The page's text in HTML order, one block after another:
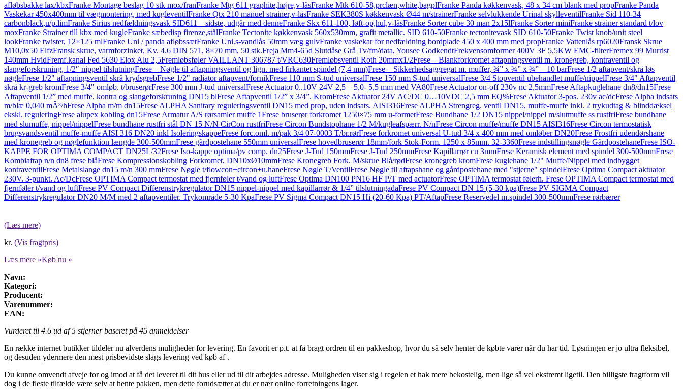
afløbsbakke lax/kbxFranke Montage beslag 10 stk mox/franFranke Mtg 611 graphite,højre,v-låsFranke Mtk 610-58,prclæn,white,bagplFranke Panda køkkenvask, 48 x 34 cm blank med propFranke Panda
Vaskekar 450x400mm til vægmontering, med kugleventilFranke Qtx 210 manuel strainer,v-låsFranke SEK380S køkkenvask Ø44 m/strainerFranke selvlukkende Urinal skylleventilFranke Sid 110-34
carbonblack,u/p.limFranke Sirius nedfældningsvask SID611 – sidste, udgår med denneFranke Skx 611-100, løft-op,hul,v-låsFranke Sorter cube 30 man 2x15lFranke Sorter miniFranke strainer standard t/lov
moxFranke Strainer till kbx med kugleFranke sæbedisp firenze,stålFranke Tectonite køkkenvask 560x530mm, grafit metallic. SID 610-50Franke tectonitevask SID 610-50Franke Twist knob/unit steel
lookFranke twister, 12×125 mlFranke Uni / panda afløbssætFranke Uni.s-vandlås 50mm væg gulvFranke vaskekar for nedfældning bordplade 450 x 400 mm med propFranke Vattenlås rp6020Fransk Skrue
M10,0x50 ElfzFransk skrue, varmforzinket, Kv. 4.6 DIN 571, 8×70 mm, 50 stk.Freja Mm4-65d Slutdåse Grå Tv/fm/data, Yousee GodkendtFrekvensomformer 400V 3F 5,5KW EMC-filterFremex 99 Murrist
140mm HvidFremf.kanal Fed 5630 Elox Alu 2,5Fremløbsføler VAILLANT 306787 t/VRC630Fremløbsventil Roth 20mmx1/2Frese – Blankforkromet aftapningsventil m. kronegreb, kontraventil og
slangeforskruning, 1/2″ nippel tilslutningFrese – Nøgle til aftapningsventil og lign. med firkantet spindel (7,4 mm)Frese – Sikkerhedsaggregat m. muffer, ¾” x ¾” x ¾” – 10 barFrese 1/2 aftapvent/skrå løs
nøgleFrese 1/2" aftapningsventil skrå krydsgrebFrese 1/2" radiator aftapvent/fornikFrese 110 mm S-tud universalFrese 150 mm S-tud universalFrese 3/4 Stopventil ubehandlet muffe/nippelFrese 3/4" Aftapventil
skrå kr-greb kromFrese 3/4" omløb. t/bruserørFrese 300 mm J-tud universalFrese Actuator 0..10V 24V 2,5 – 5,0- 5,5 mm med VA80Frese Actuator on-off 230v nc 2,5mmFrese Aftapkuglehane dn8/dn15Frese
Aftapventil 1/2” med muffe, kontra og slangeforskruning DN15 blFrese Aftapventil 1/2” x 3/4”. KromFrese Aktuator 24V AC/DC 0…10VDC 2,5 mm EQ%Frese Aktuator 3-pos. 230v ac/dcFrese Alpha indsats
m/blæ 0,040 mÂ³/hFrese Alpha m/m dn15Frese ALPHA Sanitary reguleringsventil DN15 med prop, uden indsats. AISI316Frese ALPHA Strengreg. ventil DN15, muffe-muffe inkl. 2 trykudtag & blinddæksel
ekskl. reguleringFrese alupex kobling dn15Frese Armatur A/S rørsamler muffe 1Frese bruserør forkromet 1250×75 mm u-formetFrese Bundhane 1/2 DN15 nippel/nippel m/slutmuffe ss rustfriFrese bundhane
med slumuffe, nippel/nippelFrese bundhane rustfri stål DN 15 N/N CirCon rustfriFrese Circon Bundstophane 1/2 M/kugleafspærr. N/nFrese Circon muffe/muffe DN15 AISI316Frese Circon termostatisk
brugsvandsventil muffe-muffe AISI 316 DN20 inkl IsoleringskappeFrese forc.oml. m/pak 3/4 07-0003 T/br.rørFrese forkromet universal U-tud 3/4 x 400 mm med omløber DN20Frese Frostfri udendørshane
med kronegreb og nøglefunktion længde 300-500mmFrese gårdpostehane 550mm universalFrese hovedbruserør 18mm/fork Stok-Form. 1250 x 85mm. 32-3360Frese indstillingsnøgle GårdpostehaneFrese ISO-
KAPPE FOR OPTIMA COMPACT DN25L/32Frese Iso-kappe optima/pv comp. dn25Frese J-Tud 150mmFrese J-Tud 250mmFrese Kapillarrør cu 3mmFrese Keramisk element med spindel 300-500mmFrese
Kombiaftap n/n dn8 frese blåFrese Kompressionskobling Forkromet, DN10xØ10mmFrese Kronegreb Fork. M/skrue Blå/rødFrese kronegreb kromFrese kuglehane 1/2" Muffe/Nippel med indbygget
kontraventilFrese Metalslange dn15 m/n 300 mmFrese Nøgle t/flowcon+circon+u.haneFrese Nøgle T/VentilFrese Nøgle til aftapshane og gårdpostehane med "stjerne" spindelFrese Optima Compact aktuator
230V. 3-punkt. Ac/DcFrese OPTIMA Compact termostat med fjernføler t/vand og luftFrese Optima DN100 PN16 HF P/T med actuatorFrese OPTIMA termostat følerh. Frese OPTIMA Compact termostat med
fjernføler t/vand og luftFrese PV Compact Differenstrykregulator DN15 nippel-nippel med kapillarrør & 1/4” tilslutningadaFrese PV Compact DN 15 (5-30 kpa)Frese PV SIGMA Compact
Differenstrykregulator DN20 M/M med 2 aftapventiler. Trykområde 5-30 KpaFrese PV Sigma Compact DN15 Hi (20-60 Kpa) PT/AftapFrese Reservedel m.spindel 300-500mmFrese rørbærer
(Læs mere)
kr. (Vis fragtpris)
Læs mere »Køb nu »
Navn:
Kategori:
Producent:
Varenummer:
EAN:
Vurderet til 4.6 ud af 5 stjerner baseret på 45 anmeldelser
En række internet butikker tildeler nu alverdens muligheder for levering. En favorit er p.t. at få bragt ordren til en pakkeshop, hvor du så selv henter de købte varer når du har tid. Løsningen er jo ultra fleksibel,
og desuden ydermere den mest prisbevidste slags levering ved køb af .
Du kunne omvendt afveje for og imod at få det leveret til dit hus eller ud til dit arbejdes adresse. Muligheden viser sig i regelen et hak mere bekostelig, men lige så vel ekstremt ligetil. Den billigste fragtform vil
dog i de fleste tilfælde være selv at hente pakken, men dette forudsætter at du er nær online forretningens lager.